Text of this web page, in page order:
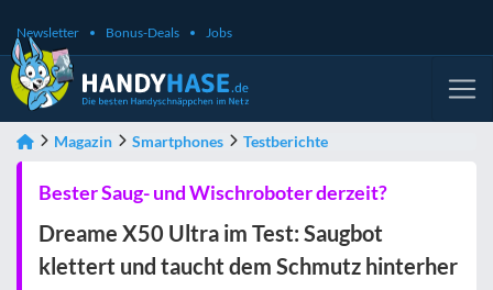
Newsletter Bonus-Deals Jobs
Magazin Smartphones Testberichte
Bester Saug- und Wischroboter derzeit?
Dreame X50 Ultra im Test: Saugbot
klettert und taucht dem Schmutz hinterher